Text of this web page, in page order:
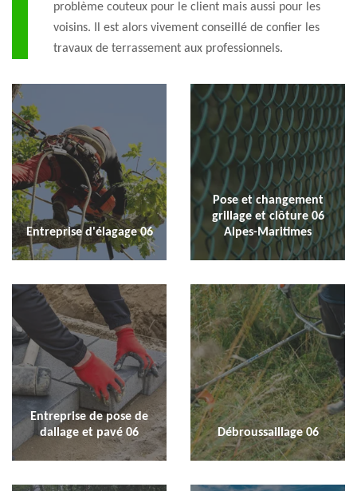
problème couteux pour le client mais aussi pour les
voisins. Il est alors vivement conseillé de confier les
travaux de terrassement aux professionnels.
Entreprise d'élagage 06
Pose et changement
grillage et clôture 06
Alpes-Maritimes
Entreprise de pose de
dallage et pavé 06
Débroussaillage 06